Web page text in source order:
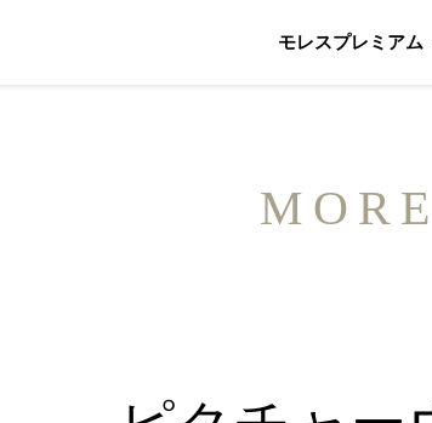
モレスプレミアム